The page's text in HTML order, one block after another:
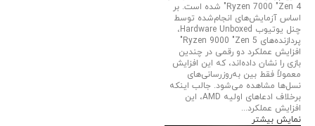
Ryzen 7000 "Zen 4" شده است. بر
اساس آزمایش‌های انجام‌شده توسط
چنل یوتیوب Hardware Unboxed،
پردازنده‌های Ryzen 9000 "Zen 5"
افزایش عملکرد دو رقمی در چندین
بازی را نشان داده‌اند، که این افزایش
معمولاً فقط بین به‌روزرسانی‌های
نسل‌ها مشاهده می‌شود. جالب اینکه
برخلاف ادعاهای اولیه AMD، این
افزایش عملکرد...
نمایش بیشتر